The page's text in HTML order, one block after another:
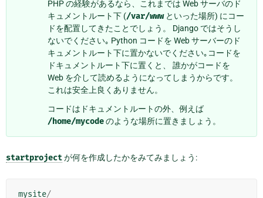
PHP の経験があるなら、これまでは Web サーバのド
キュメントルート下 (/var/wwwといった場所) にコー
ドを配置してきたことでしょう。 Django ではそうし
ないでください｡ Python コードを Web サーバーのド
キュメントルート下に置かないでください｡コードを
ドキュメントルート下に置くと、 誰かがコードを
Web を介して読めるようになってしまうからです。
これは安全上良くありません。
コードはドキュメントルートの外、例えば
/home/mycodeのような場所に置きましょう。
startprojectが何を作成したかをみてみましょう:
mysite/